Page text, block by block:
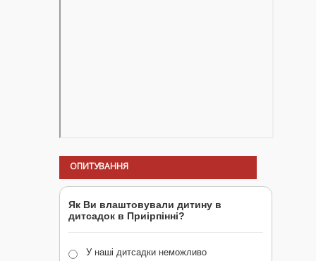
ОПИТУВАННЯ
Як Ви влаштовували дитину в
дитсадок в Приірпінні?
У наші дитсадки неможливо